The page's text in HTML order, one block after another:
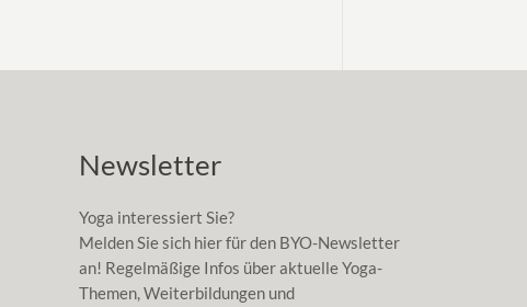
Newsletter
Yoga interessiert Sie?
Melden Sie sich hier für den BYO-Newsletter
an! Regelmäßige Infos über aktuelle Yoga-
Themen, Weiterbildungen und